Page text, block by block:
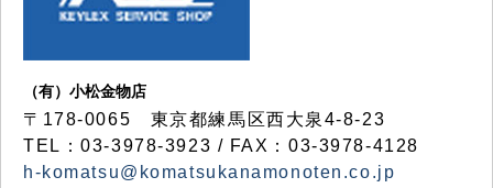
（有）小松金物店
〒178-0065 東京都練馬区西大泉4-8-23
TEL：03-3978-3923 / FAX：03-3978-4128
h-komatsu@komatsukanamonoten.co.jp